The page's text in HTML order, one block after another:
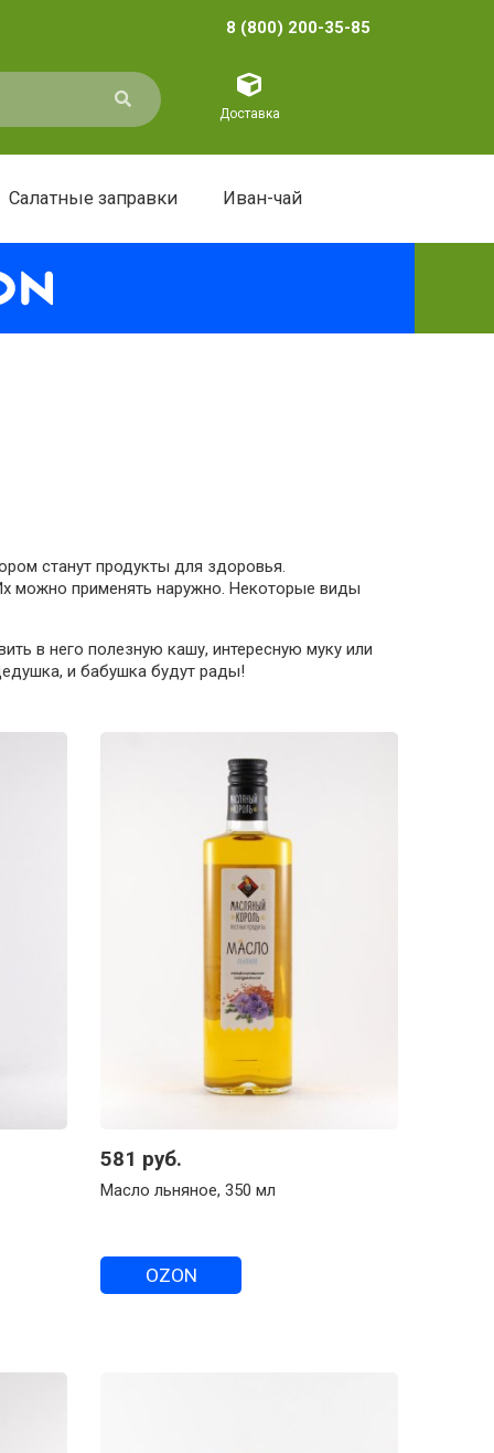
8 (800) 200-35-85
Доставка
Салатные заправки Иван-чай
станут продукты для здоровья.
можно применять наружно. Некоторые виды
в него полезную кашу, интересную муку или
и бабушка будут рады!
581 руб.
Масло льняное, 350 мл
OZON